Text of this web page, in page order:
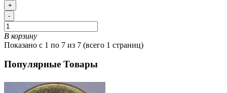
+
-
В корзину
Показано с 1 по 7 из 7 (всего 1 страниц)
Популярные Товары